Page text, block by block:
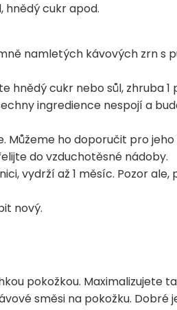
hnědý cukr apod.
namletých kávových zrn s
hnědý cukr nebo sůl, zhruba 1
ingredience nespojí a
Můžeme ho doporučit pro
do vzduchotěsné nádoby.
vydrží až 1 měsíc. Pozor ale,
nový.
pokožkou. Maximalizujete
směsi na pokožku. Dobré